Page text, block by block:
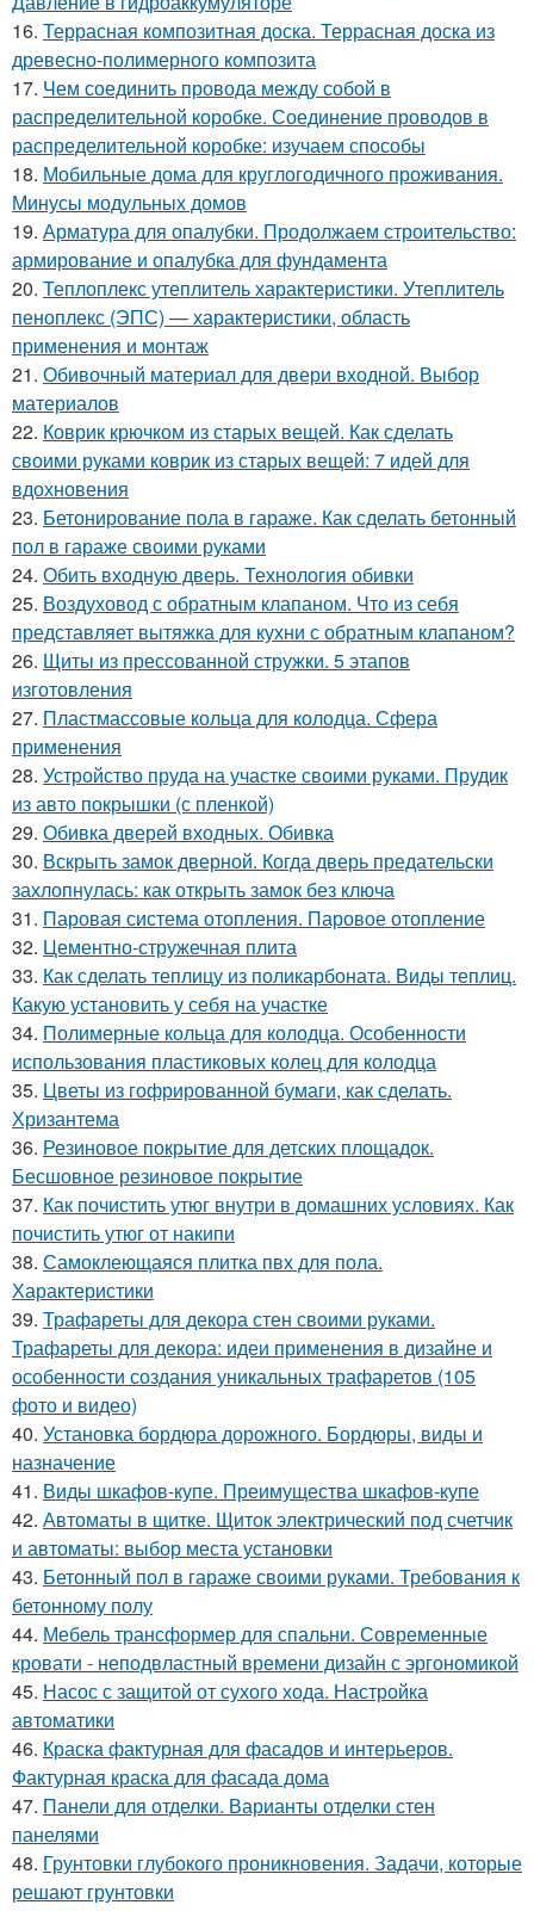
16. Террасная композитная доска. Террасная доска из
древесно-полимерного композита
17. Чем соединить провода между собой в
распределительной коробке. Соединение проводов в
распределительной коробке: изучаем способы
18. Мобильные дома для круглогодичного проживания.
Минусы модульных домов
19. Арматура для опалубки. Продолжаем строительство:
армирование и опалубка для фундамента
20. Теплоплекс утеплитель характеристики. Утеплитель
пеноплекс (ЭПС) — характеристики, область
применения и монтаж
21. Обивочный материал для двери входной. Выбор
материалов
22. Коврик крючком из старых вещей. Как сделать
своими руками коврик из старых вещей: 7 идей для
вдохновения
23. Бетонирование пола в гараже. Как сделать бетонный
пол в гараже своими руками
24. Обить входную дверь. Технология обивки
25. Воздуховод с обратным клапаном. Что из себя
представляет вытяжка для кухни с обратным клапаном?
26. Щиты из прессованной стружки. 5 этапов
изготовления
27. Пластмассовые кольца для колодца. Сфера
применения
28. Устройство пруда на участке своими руками. Прудик
из авто покрышки (с пленкой)
29. Обивка дверей входных. Обивка
30. Вскрыть замок дверной. Когда дверь предательски
захлопнулась: как открыть замок без ключа
31. Паровая система отопления. Паровое отопление
32. Цементно-стружечная плита
33. Как сделать теплицу из поликарбоната. Виды теплиц.
Какую установить у себя на участке
34. Полимерные кольца для колодца. Особенности
использования пластиковых колец для колодца
35. Цветы из гофрированной бумаги, как сделать.
Хризантема
36. Резиновое покрытие для детских площадок.
Бесшовное резиновое покрытие
37. Как почистить утюг внутри в домашних условиях. Как
почистить утюг от накипи
38. Самоклеющаяся плитка пвх для пола.
Характеристики
39. Трафареты для декора стен своими руками.
Трафареты для декора: идеи применения в дизайне и
особенности создания уникальных трафаретов (105
фото и видео)
40. Установка бордюра дорожного. Бордюры, виды и
назначение
41. Виды шкафов-купе. Преимущества шкафов-купе
42. Автоматы в щитке. Щиток электрический под счетчик
и автоматы: выбор места установки
43. Бетонный пол в гараже своими руками. Требования к
бетонному полу
44. Мебель трансформер для спальни. Современные
кровати - неподвластный времени дизайн с эргономикой
45. Насос с защитой от сухого хода. Настройка
автоматики
46. Краска фактурная для фасадов и интерьеров.
Фактурная краска для фасада дома
47. Панели для отделки. Варианты отделки стен
панелями
48. Грунтовки глубокого проникновения. Задачи, которые
решают грунтовки